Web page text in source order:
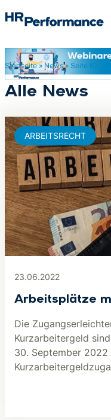
Startseite» News» Seite 67
Alle News
23.06.2022
Arbeitsplätze
Die
Kurzarbeitergeld
30. September
ARBEITSRECHT